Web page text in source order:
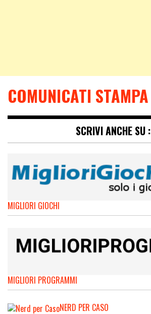
COMUNICATI STAMPA
SCRIVI ANCHE SU :
MIGLIORI GIOCHI
MIGLIORI PROGRAMMI
NERD PER CASO